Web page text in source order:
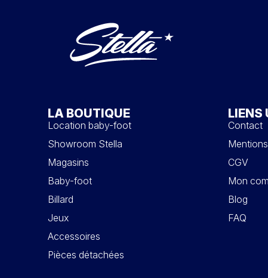
LA BOUTIQUE
Location baby-foot
Showroom Stella
Magasins
Baby-foot
Billard
Jeux
Accessoires
Pièces détachées
LIENS
Contact
CGV
Mon
Blog
FAQ